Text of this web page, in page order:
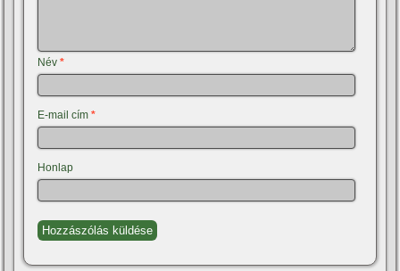
Név*
E-mail cím*
Honlap